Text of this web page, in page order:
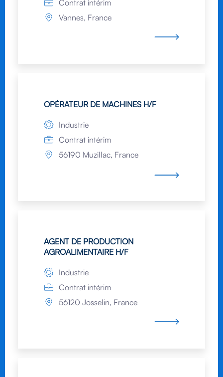
Contrat intérim
Vannes, France
OPÉRATEUR DE MACHINES H/F
Industrie
Contrat intérim
56190 Muzillac, France
AGENT DE PRODUCTION
AGROALIMENTAIRE H/F
Industrie
Contrat intérim
56120 Josselin, France